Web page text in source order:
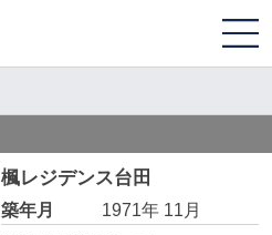
楓レジデンス台田
築年月
1971年 11月